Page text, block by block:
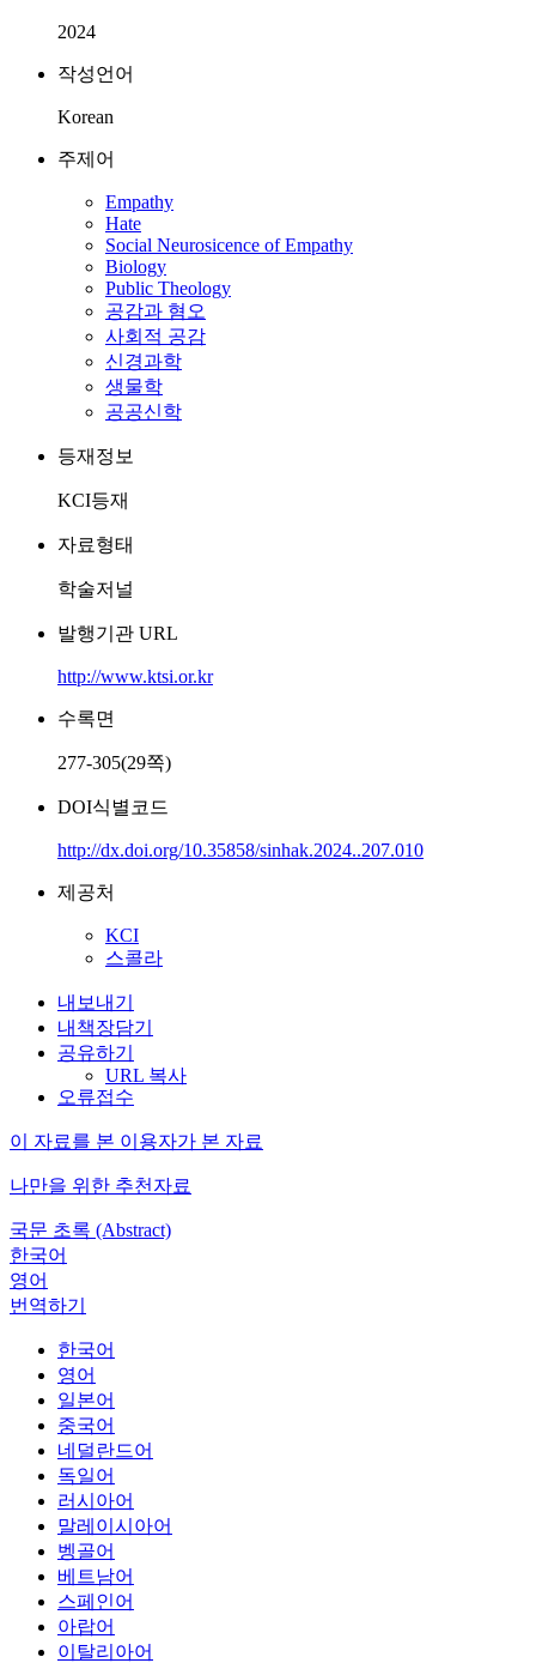
2024
작성언어
Korean
주제어
Empathy
Hate
Social Neurosicence of Empathy
Biology
Public Theology
공감과 혐오
사회적 공감
신경과학
생물학
공공신학
등재정보
KCI등재
자료형태
학술저널
발행기관 URL
http://www.ktsi.or.kr
수록면
277-305(29쪽)
DOI식별코드
http://dx.doi.org/10.35858/sinhak.2024..207.010
제공처
KCI
스콜라
내보내기
내책장담기
공유하기
URL 복사
오류접수
이 자료를 본 이용자가 본 자료
나만을 위한 추천자료
국문 초록 (Abstract)
한국어
영어
번역하기
한국어
영어
일본어
중국어
네덜란드어
독일어
러시아어
말레이시아어
벵골어
베트남어
스페인어
아랍어
이탈리아어